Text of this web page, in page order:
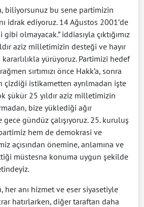
biliyorsunuz bu sene partimizin
idrak ediyoruz. 14 Ağustos 2001’de
gibi olmayacak.” iddiasıyla çıktığımız
aziz milletimizin desteği ve hayır
yürüyoruz. Partimizi hedef
sırtımızı önce Hakk’a, sonra
istikametten ayrılmadan işte
şükür 25 yıldır aziz milletimizin
bize yüklediği ağır
gündüz çalışıyoruz. 25. kuruluş
hem de demokrasi ve
açısından önemine, anlamına ve
müstesna konuma uygun şekilde
her anı hizmet ve eser siyasetiyle
hatırlarken, diğer taraftan daha